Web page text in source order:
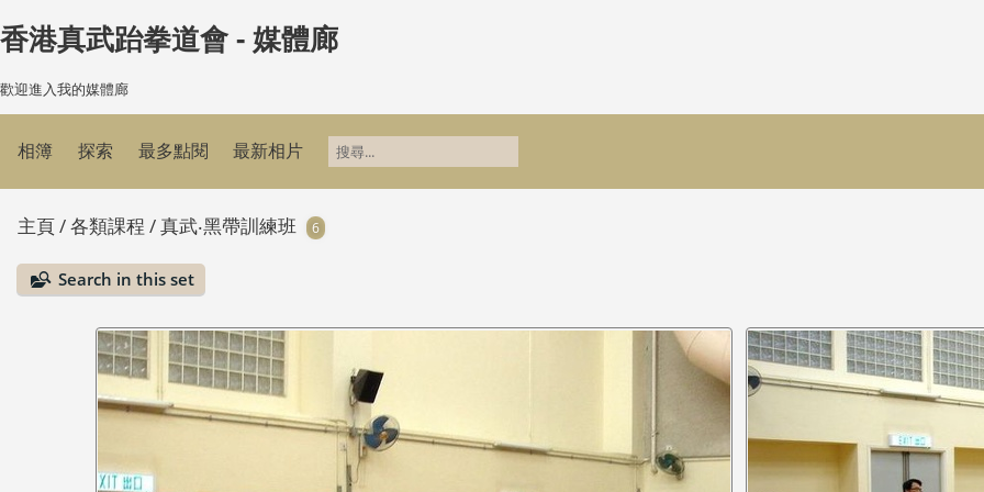
香港真武跆拳道會 - 媒體廊
歡迎進入我的媒體廊
相簿 探索 最多點閱 最新相片
主頁/各類課程 /真武‧黑帶訓練班 6
Search in this set